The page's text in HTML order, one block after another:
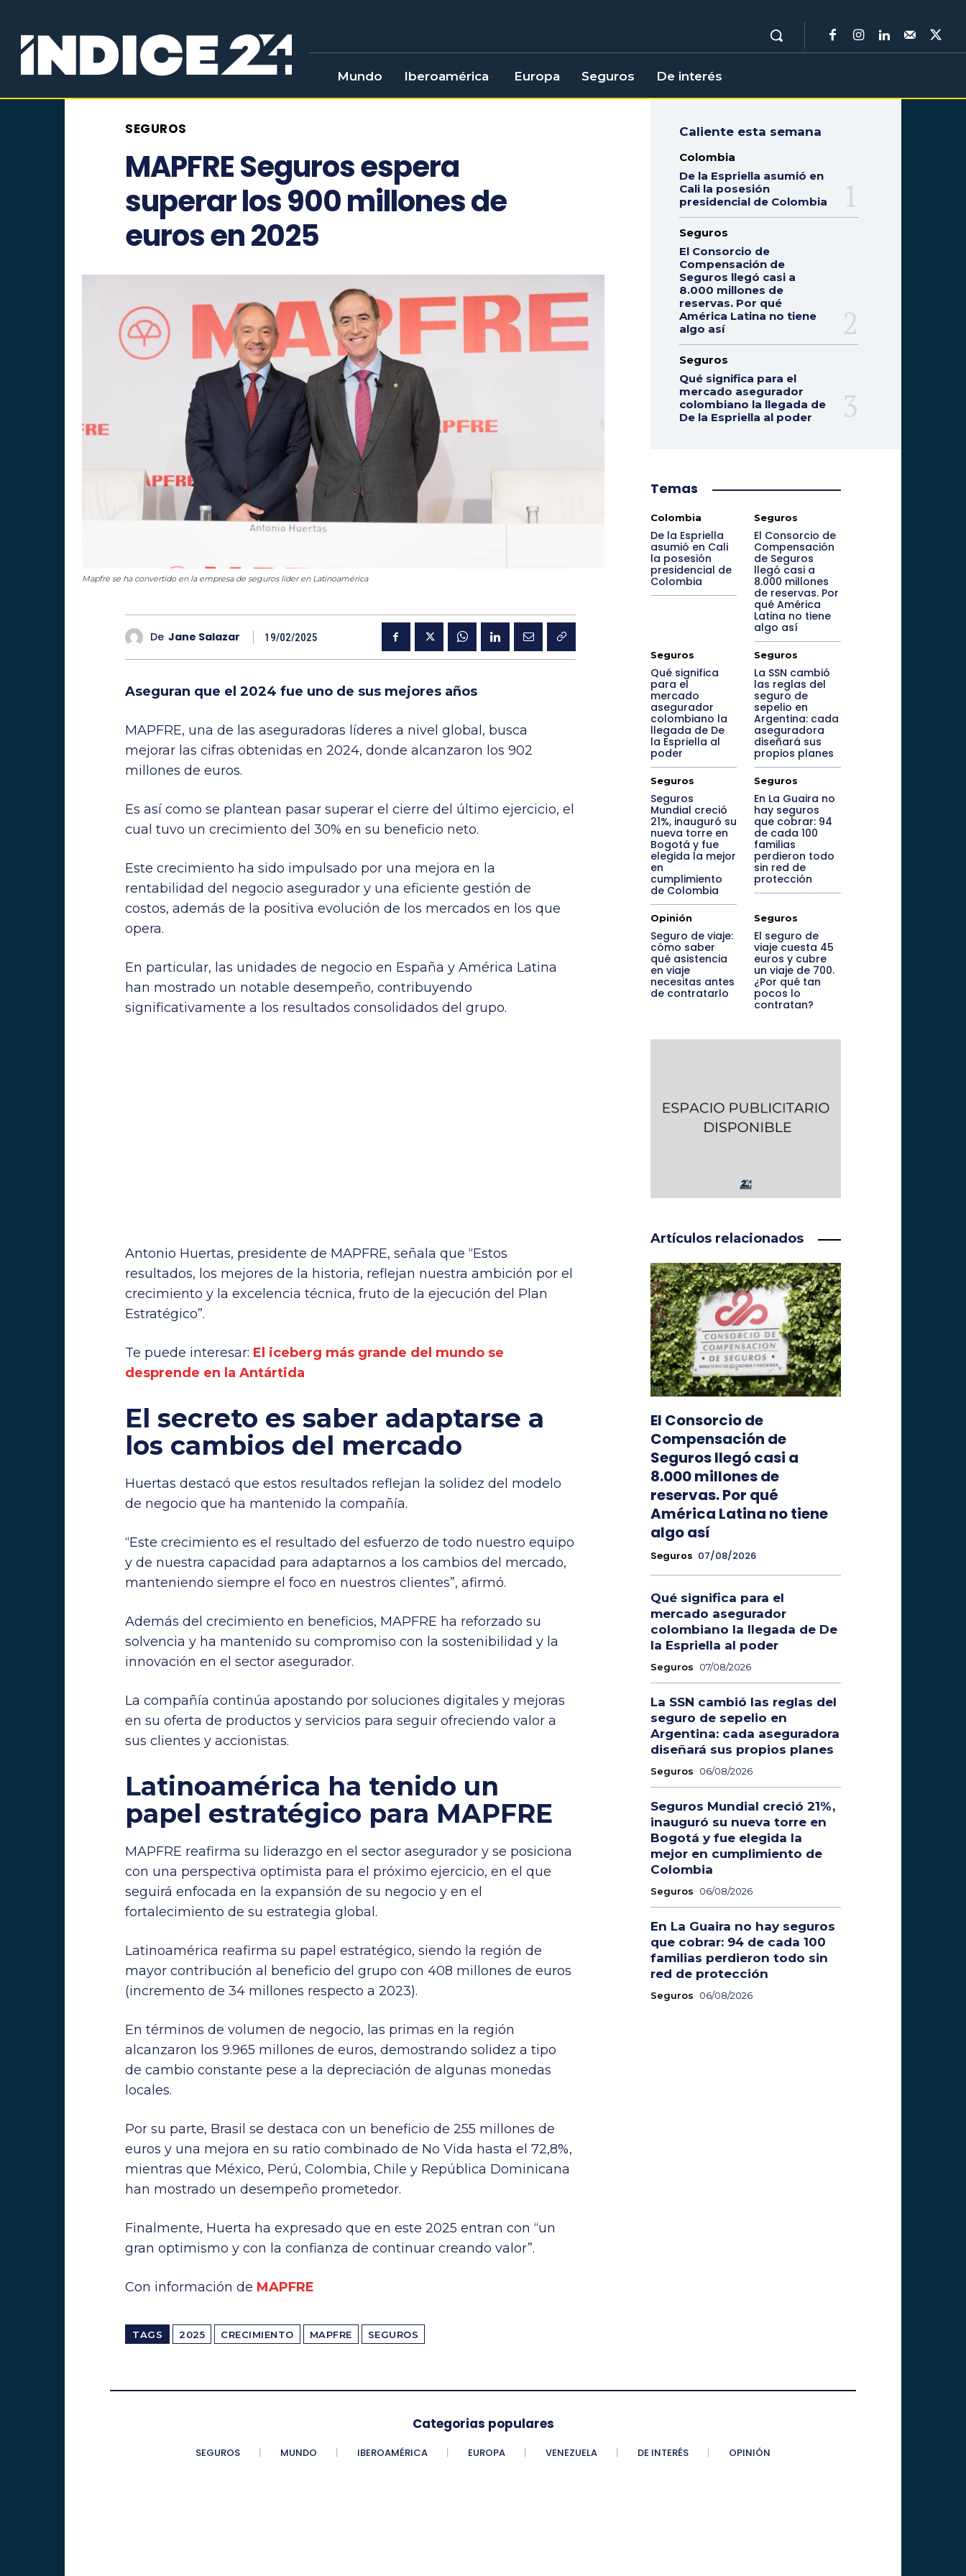
Mundo Iberoamérica Europa Seguros De interés
SEGUROS
MAPFRE Seguros espera
superar los 900 millones de
euros en 2025
Mapfre se ha convertido en la empresa de seguros líder en Latinoamérica
De Jane Salazar 19/02/2025
Aseguran que el 2024 fue uno de sus mejores años
MAPFRE, una de las aseguradoras líderes a nivel global, busca
mejorar las cifras obtenidas en 2024, donde alcanzaron los 902
millones de euros.
Es así como se plantean pasar superar el cierre del último ejercicio, el
cual tuvo un crecimiento del 30% en su beneficio neto.
Este crecimiento ha sido impulsado por una mejora en la
rentabilidad del negocio asegurador y una eficiente gestión de
costos, además de la positiva evolución de los mercados en los que
opera.
En particular, las unidades de negocio en España y América Latina
han mostrado un notable desempeño, contribuyendo
significativamente a los resultados consolidados del grupo.
Antonio Huertas, presidente de MAPFRE, señala que “Estos
resultados, los mejores de la historia, reflejan nuestra ambición por el
crecimiento y la excelencia técnica, fruto de la ejecución del Plan
Estratégico”.
Te puede interesar: El iceberg más grande del mundo se
desprende en la Antártida
El secreto es saber adaptarse a
los cambios del mercado
Huertas destacó que estos resultados reflejan la solidez del modelo
de negocio que ha mantenido la compañía.
“Este crecimiento es el resultado del esfuerzo de todo nuestro equipo
y de nuestra capacidad para adaptarnos a los cambios del mercado,
manteniendo siempre el foco en nuestros clientes”, afirmó.
Además del crecimiento en beneficios, MAPFRE ha reforzado su
solvencia y ha mantenido su compromiso con la sostenibilidad y la
innovación en el sector asegurador.
La compañía continúa apostando por soluciones digitales y mejoras
en su oferta de productos y servicios para seguir ofreciendo valor a
sus clientes y accionistas.
Latinoamérica ha tenido un
papel estratégico para MAPFRE
MAPFRE reafirma su liderazgo en el sector asegurador y se posiciona
con una perspectiva optimista para el próximo ejercicio, en el que
seguirá enfocada en la expansión de su negocio y en el
fortalecimiento de su estrategia global.
Latinoamérica reafirma su papel estratégico, siendo la región de
mayor contribución al beneficio del grupo con 408 millones de euros
(incremento de 34 millones respecto a 2023).
En términos de volumen de negocio, las primas en la región
alcanzaron los 9.965 millones de euros, demostrando solidez a tipo
de cambio constante pese a la depreciación de algunas monedas
locales.
Por su parte, Brasil se destaca con un beneficio de 255 millones de
euros y una mejora en su ratio combinado de No Vida hasta el 72,8%,
mientras que México, Perú, Colombia, Chile y República Dominicana
han mostrado un desempeño prometedor.
Finalmente, Huerta ha expresado que en este 2025 entran con “un
gran optimismo y con la confianza de continuar creando valor”.
Con información de MAPFRE
TAGS 2025 CRECIMIENTO MAPFRE SEGUROS
Caliente esta semana
Colombia
De la Espriella asumió en
Cali la posesión
presidencial de Colombia
Seguros
El Consorcio de
Compensación de
Seguros llegó casi a
8.000 millones de
reservas. Por qué
América Latina no tiene
algo así
Seguros
Qué significa para el
mercado asegurador
colombiano la llegada de
De la Espriella al poder
Temas
Colombia
De la Espriella
asumió en Cali
la posesión
presidencial de
Colombia
Seguros
El Consorcio de
Compensación
de Seguros
llegó casi a
8.000 millones
de reservas. Por
qué América
Latina no tiene
algo así
Seguros
Qué significa
para el
mercado
asegurador
colombiano la
llegada de De
la Espriella al
poder
Seguros
La SSN cambió
las reglas del
seguro de
sepelio en
Argentina: cada
aseguradora
diseñará sus
propios planes
Seguros
Seguros
Mundial creció
21%, inauguró su
nueva torre en
Bogotá y fue
elegida la mejor
en
cumplimiento
de Colombia
Seguros
En La Guaira no
hay seguros
que cobrar: 94
de cada 100
familias
perdieron todo
sin red de
protección
Opinión
Seguro de viaje:
cómo saber
qué asistencia
en viaje
necesitas antes
de contratarlo
Seguros
El seguro de
viaje cuesta 45
euros y cubre
un viaje de 700.
¿Por qué tan
pocos lo
contratan?
Artículos relacionados
El Consorcio de
Compensación de
Seguros llegó casi a
8.000 millones de
reservas. Por qué
América Latina no tiene
algo así
Seguros 07/08/2026
Qué significa para el
mercado asegurador
colombiano la llegada de De
la Espriella al poder
Seguros 07/08/2026
La SSN cambió las reglas del
seguro de sepelio en
Argentina: cada aseguradora
diseñará sus propios planes
Seguros 06/08/2026
Seguros Mundial creció 21%,
inauguró su nueva torre en
Bogotá y fue elegida la
mejor en cumplimiento de
Colombia
Seguros 06/08/2026
En La Guaira no hay seguros
que cobrar: 94 de cada 100
familias perdieron todo sin
red de protección
Seguros 06/08/2026
Categorias populares
SEGUROS MUNDO IBEROAMÉRICA EUROPA VENEZUELA DE INTERÉS OPINIÓN